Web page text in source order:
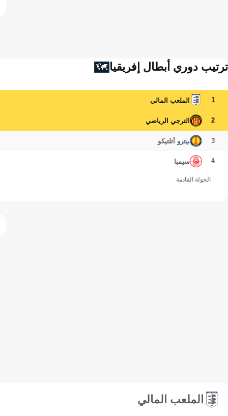
ترتيب دوري أبطال إفريقيا
1 الملعب المالي
2 الترجي الرياضي
3 بيترو أتلتيكو
4 سيمبا
الجولة القادمة
الملعب المالي